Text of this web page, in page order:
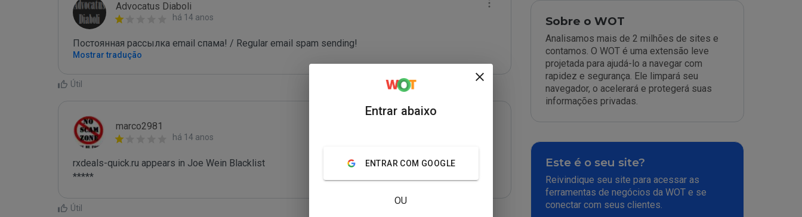
Advocatus Diaboli
há 14 anos
Постоянная рассылка email спама! / Regular email spam sending!
Mostrar tradução
Útil
marco2981
há 14 anos
rxdeals-quick.ru appears in Joe Wein Blacklist
*****
Útil
Sobre o WOT
Analisamos mais de 2 milhões de sites e
contamos. O WOT é uma extensão leve
projetada para ajudá-lo a navegar com
rapidez e segurança. Ele limpará seu
navegador, o acelerará e protegerá suas
informações privadas.
Este é o seu site?
Reivindique seu site para acessar as
ferramentas de negócios da WOT e se
conectar com seus clientes.
Entrar abaixo
ENTRAR COM GOOGLE
OU